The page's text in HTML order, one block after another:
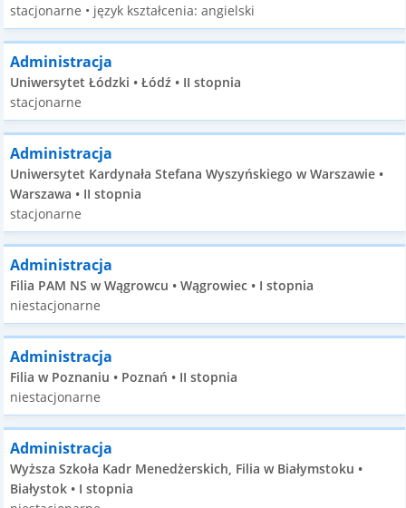
stacjonarne • język kształcenia: angielski
Administracja
Uniwersytet Łódzki • Łódź • II stopnia
stacjonarne
Administracja
Uniwersytet Kardynała Stefana Wyszyńskiego w Warszawie •
Warszawa • II stopnia
stacjonarne
Administracja
Filia PAM NS w Wągrowcu • Wągrowiec • I stopnia
niestacjonarne
Administracja
Filia w Poznaniu • Poznań • II stopnia
niestacjonarne
Administracja
Wyższa Szkoła Kadr Menedżerskich, Filia w Białymstoku •
Białystok • I stopnia